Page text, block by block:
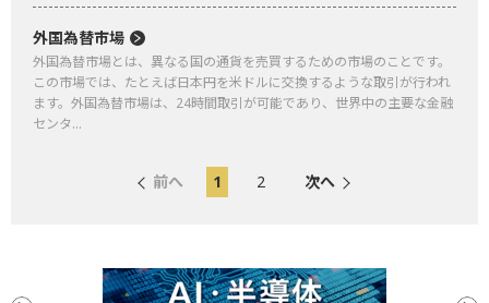
外国為替市場
外国為替市場とは、異なる国の通貨を売買するための市場のことです。
この市場では、たとえば日本円を米ドルに交換するような取引が行われ
ます。外国為替市場は、24時間取引が可能であり、世界中の主要な金融
センタ...
前へ 1 2 次へ